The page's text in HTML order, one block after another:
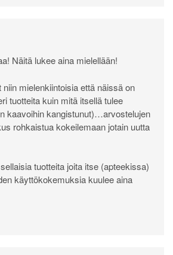
Näitä lukee aina mielellään!
mielenkiintoisia että näissä on
tuotteita kuin mitä itsellä tulee
kaavoihin kangistunut)…arvostelujen
rohkaistua kokeilemaan jotain uutta
tuotteita joita itse (apteekissa)
käyttökokemuksia kuulee aina